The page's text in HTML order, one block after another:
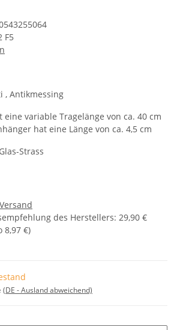
F5
, Antikmessing
eine variable Tragelänge von ca. 40 cm
hat eine Länge von ca. 4,5 cm
Strass
Versand
des Herstellers: 29,90 €
8,97 €)
(DE - Ausland abweichend)